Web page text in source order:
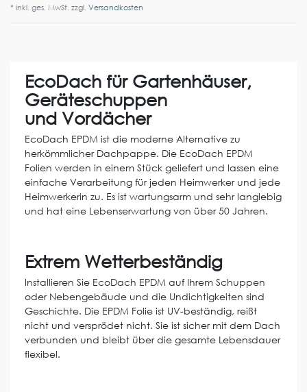
* inkl. ges. MwSt. zzgl. Versandkosten
EcoDach für Gartenhäuser,
Geräteschuppen
und Vordächer
EcoDach EPDM ist die moderne Alternative zu
herkömmlicher Dachpappe. Die EcoDach EPDM
Folien werden in einem Stück geliefert und lassen eine
einfache Verarbeitung für jeden Heimwerker und jede
Heimwerkerin zu. Es ist wartungsarm und sehr langlebig
und hat eine Lebenserwartung von über 50 Jahren.
Extrem Wetterbeständig
Installieren Sie EcoDach EPDM auf Ihrem Schuppen
oder Nebengebäude und die Undichtigkeiten sind
Geschichte. Die EPDM Folie ist UV-beständig, reißt
nicht und versprödet nicht. Sie ist sicher mit dem Dach
verbunden und bleibt über die gesamte Lebensdauer
flexibel.